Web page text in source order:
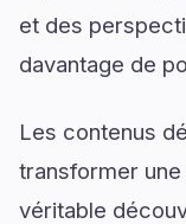
et des
davantage de
Les contenus
transformer
véritable